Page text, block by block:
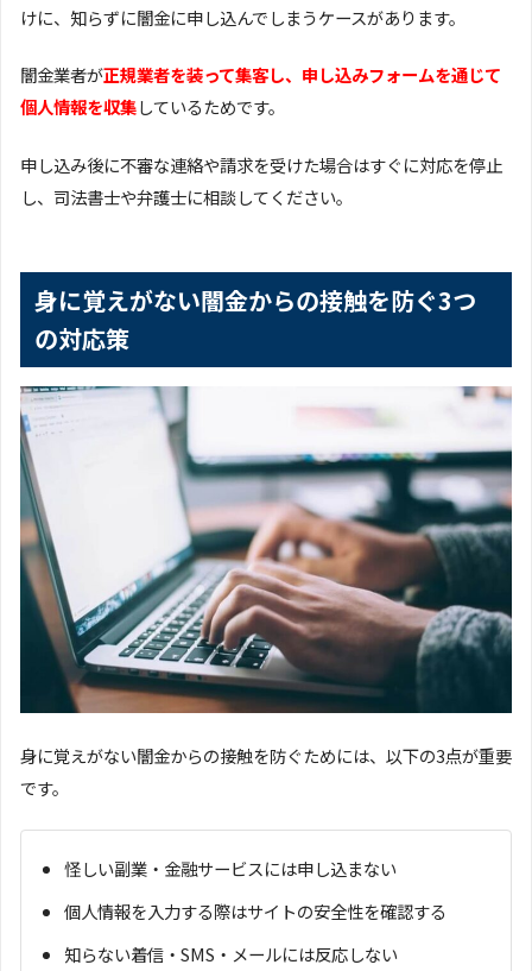
けに、知らずに闇金に申し込んでしまうケースがあります。
闇金業者が正規業者を装って集客し、申し込みフォームを通じて
個人情報を収集しているためです。
申し込み後に不審な連絡や請求を受けた場合はすぐに対応を停止
し、司法書士や弁護士に相談してください。
身に覚えがない闇金からの接触を防ぐ3つ
の対応策
身に覚えがない闇金からの接触を防ぐためには、以下の3点が重要
です。
怪しい副業・金融サービスには申し込まない
個人情報を入力する際はサイトの安全性を確認する
知らない着信・SMS・メールには反応しない